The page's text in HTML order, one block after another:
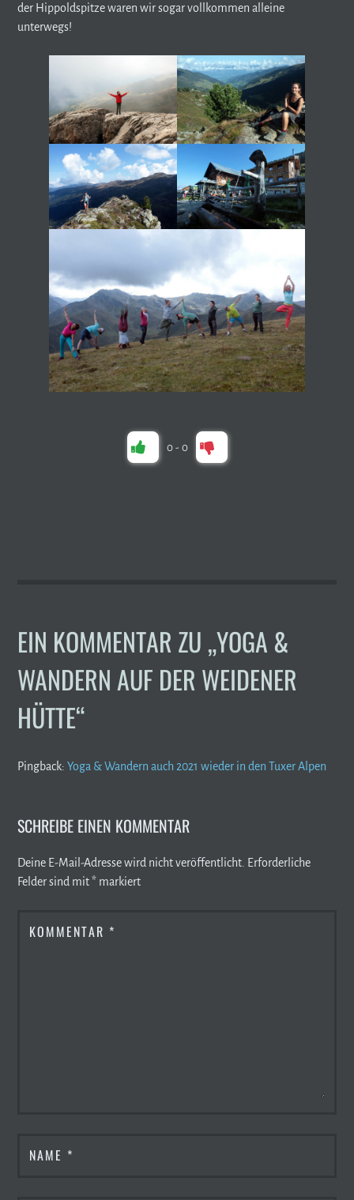
der Hippoldspitze waren wir sogar vollkommen alleine
unterwegs!
0 - 0
EIN KOMMENTAR ZU „YOGA &
WANDERN AUF DER WEIDENER
HÜTTE“
Pingback:Yoga & Wandern auch 2021 wieder in den Tuxer Alpen
SCHREIBE EINEN KOMMENTAR
Deine E-Mail-Adresse wird nicht veröffentlicht. Erforderliche
Felder sind mit* markiert
KOMMENTAR *
NAME *